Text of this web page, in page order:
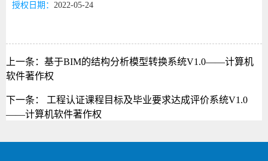
授权日期： 2022-05-24
上一条： 基于BIM的结构分析模型转换系统V1.0——计算机
软件著作权
下一条：
工程认证课程目标及毕业要求达成评价系统V1.0
——计算机软件著作权